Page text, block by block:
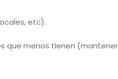
etc).
que menos tienen